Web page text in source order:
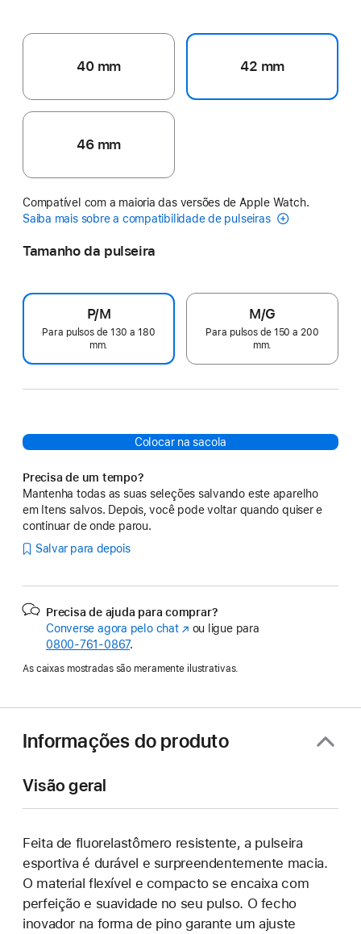
40 mm 42 mm
46 mm
Compatível com a maioria das versões de Apple Watch.
Saiba mais sobre a compatibilidade de pulseiras
Tamanho da pulseira
P/M
Para pulsos de 130 a 180
mm.
M/G
Para pulsos de 150 a 200
mm.
Colocar na sacola
Precisa de um tempo?
Mantenha todas as suas seleções salvando este aparelho
em Itens salvos. Depois, você pode voltar quando quiser e
continuar de onde parou.
Salvar para depois
Precisa de ajuda para comprar?
Converse agora pelo chat(o
em
nova
ou ligue para
0800-761-0867.
As caixas mostradas são meramente ilustrativas.
Informações do produto
Visão geral
Feita de fluorelastômero resistente, a pulseira
esportiva é durável e surpreendentemente macia.
O material flexível e compacto se encaixa com
perfeição e suavidade no seu pulso. O fecho
inovador na forma de pino garante um ajuste